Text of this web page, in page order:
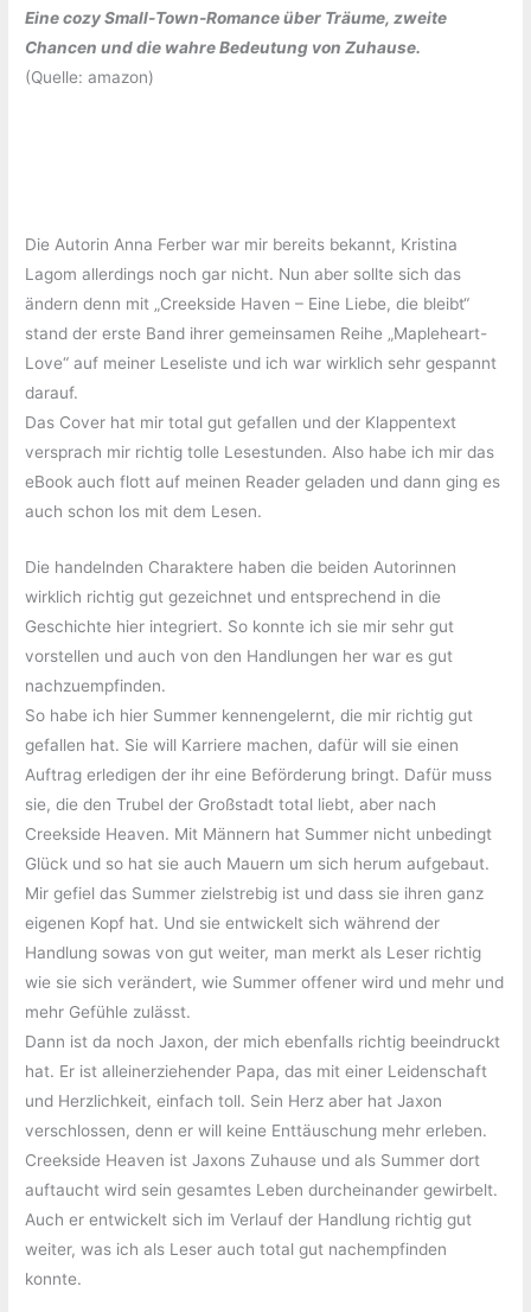
Eine cozy Small-Town-Romance über Träume, zweite
Chancen und die wahre Bedeutung von Zuhause.
(Quelle: amazon)
Die Autorin Anna Ferber war mir bereits bekannt, Kristina
Lagom allerdings noch gar nicht. Nun aber sollte sich das
ändern denn mit „Creekside Haven – Eine Liebe, die bleibt“
stand der erste Band ihrer gemeinsamen Reihe „Mapleheart-
Love“ auf meiner Leseliste und ich war wirklich sehr gespannt
darauf.
Das Cover hat mir total gut gefallen und der Klappentext
versprach mir richtig tolle Lesestunden. Also habe ich mir das
eBook auch flott auf meinen Reader geladen und dann ging es
auch schon los mit dem Lesen.
Die handelnden Charaktere haben die beiden Autorinnen
wirklich richtig gut gezeichnet und entsprechend in die
Geschichte hier integriert. So konnte ich sie mir sehr gut
vorstellen und auch von den Handlungen her war es gut
nachzuempfinden.
So habe ich hier Summer kennengelernt, die mir richtig gut
gefallen hat. Sie will Karriere machen, dafür will sie einen
Auftrag erledigen der ihr eine Beförderung bringt. Dafür muss
sie, die den Trubel der Großstadt total liebt, aber nach
Creekside Heaven. Mit Männern hat Summer nicht unbedingt
Glück und so hat sie auch Mauern um sich herum aufgebaut.
Mir gefiel das Summer zielstrebig ist und dass sie ihren ganz
eigenen Kopf hat. Und sie entwickelt sich während der
Handlung sowas von gut weiter, man merkt als Leser richtig
wie sie sich verändert, wie Summer offener wird und mehr und
mehr Gefühle zulässt.
Dann ist da noch Jaxon, der mich ebenfalls richtig beeindruckt
hat. Er ist alleinerziehender Papa, das mit einer Leidenschaft
und Herzlichkeit, einfach toll. Sein Herz aber hat Jaxon
verschlossen, denn er will keine Enttäuschung mehr erleben.
Creekside Heaven ist Jaxons Zuhause und als Summer dort
auftaucht wird sein gesamtes Leben durcheinander gewirbelt.
Auch er entwickelt sich im Verlauf der Handlung richtig gut
weiter, was ich als Leser auch total gut nachempfinden
konnte.